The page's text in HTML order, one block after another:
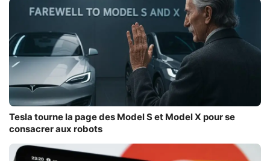
Tesla tourne la page des Model S et Model X pour se
consacrer aux robots